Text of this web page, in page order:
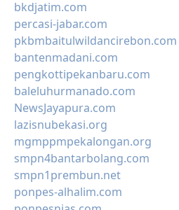
bkdjatim.com
percasi-jabar.com
pkbmbaitulwildancirebon.com
bantenmadani.com
pengkottipekanbaru.com
baleluhurmanado.com
NewsJayapura.com
lazisnubekasi.org
mgmppmpekalongan.org
smpn4bantarbolang.com
smpn1prembun.net
ponpes-alhalim.com